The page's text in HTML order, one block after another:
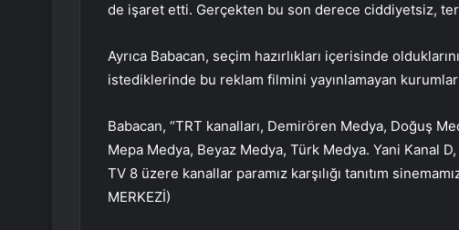
de işaret etti. Gerçekten bu son derece ciddiyetsiz,
Ayrıca Babacan, seçim hazırlıkları içerisinde
istediklerinde bu reklam filmini yayınlamayan
Babacan, “TRT kanalları, Demirören Medya, Doğuş
Mepa Medya, Beyaz Medya, Türk Medya. Yani Kanal
TV 8 üzere kanallar paramız karşılığı tanıtım
MERKEZİ)